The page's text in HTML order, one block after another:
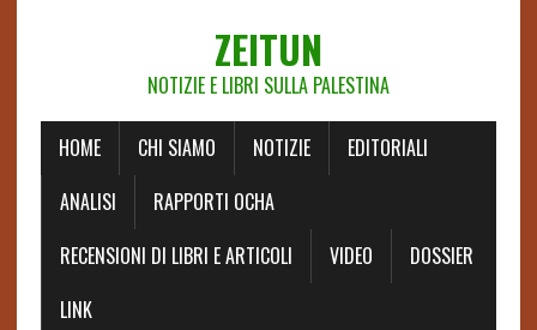
ZEITUN
NOTIZIE E LIBRI SULLA PALESTINA
HOME CHI SIAMO NOTIZIE
EDITORIALI
ANALISI
RAPPORTI OCHA
RECENSIONI DI LIBRI E ARTICOLI
VIDEO
DOSSIER
LINK